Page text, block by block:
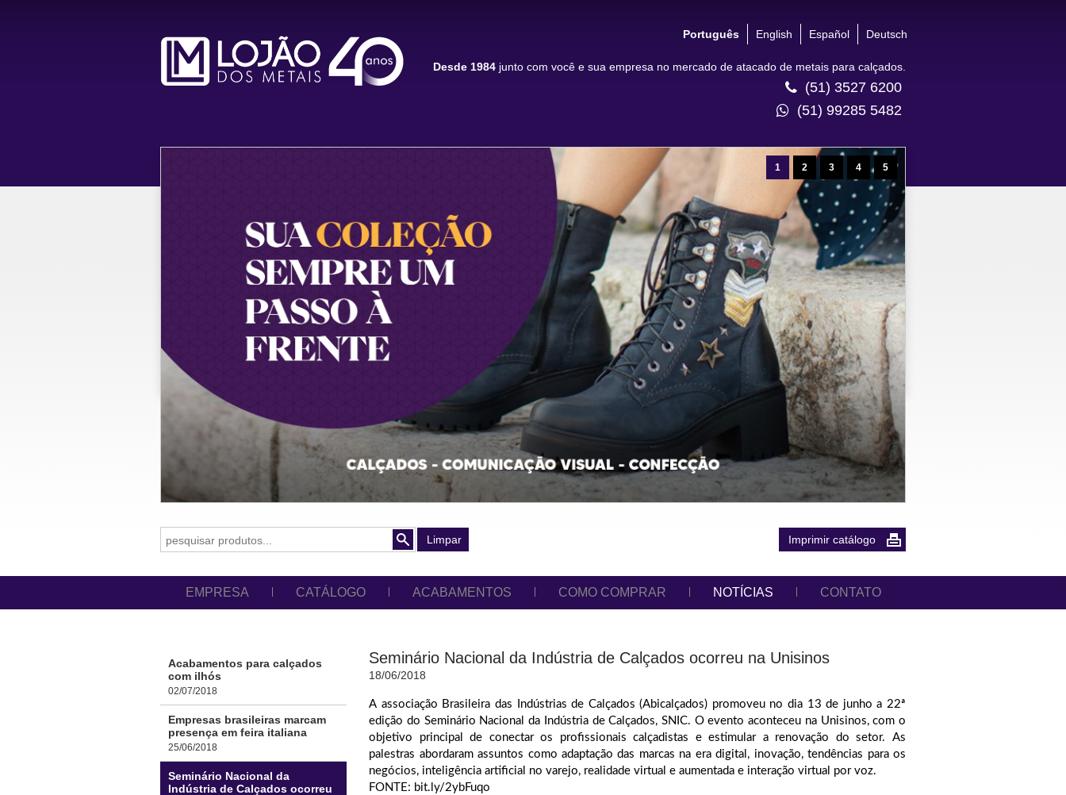
Português English Español Deutsch
Desde 1984 junto com você e sua empresa no mercado de atacado de metais para calçados.
(51) 3527 6200
(51) 99285 5482
1 2 3 4 5
Limpar Imprimir catálogo
EMPRESA CATÁLOGO ACABAMENTOS COMO COMPRAR NOTÍCIAS CONTATO
Acabamentos para calçados
com ilhós
02/07/2018
Empresas brasileiras marcam
presença em feira italiana
25/06/2018
Seminário Nacional da
Indústria de Calçados ocorreu
Seminário Nacional da Indústria de Calçados ocorreu na Unisinos
18/06/2018
A associação Brasileira das Indústrias de Calçados (Abicalçados) promoveu no dia 13 de junho a 22ª
edição do Seminário Nacional da Indústria de Calçados, SNIC. O evento aconteceu na Unisinos, com o
objetivo principal de conectar os profissionais calçadistas e estimular a renovação do setor. As
palestras abordaram assuntos como adaptação das marcas na era digital, inovação, tendências para os
negócios, inteligência artificial no varejo, realidade virtual e aumentada e interação virtual por voz.
FONTE: bit.ly/2ybFuqo